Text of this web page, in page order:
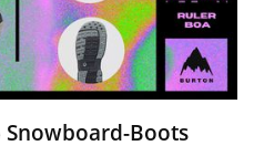
Snowboard-Boots